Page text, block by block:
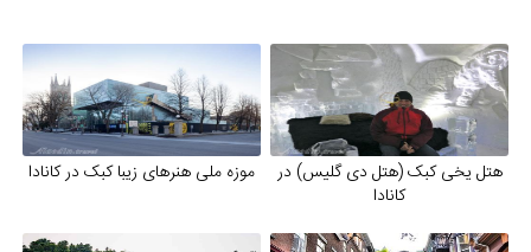
هتل یخی کبک (هتل دی گلیس) در
کانادا
موزه ملی هنرهای زیبا کبک در کانادا